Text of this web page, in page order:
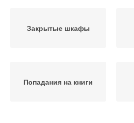
Закрытые шкафы
Попадания на книги